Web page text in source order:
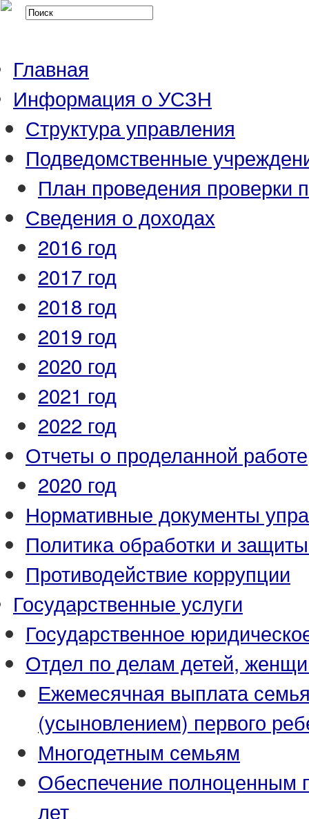
Главная
Информация о УСЗН
Структура управления
Подведомственные
План проведения проверки
Сведения о доходах
2016 год
2017 год
2018 год
2019 год
2020 год
2021 год
2022 год
Отчеты о проделанной работе
2020 год
Нормативные документы
Политика обработки и
Противодействие коррупции
Государственные услуги
Государственное
Отдел по делам детей,
Ежемесячная выплата
(усыновлением) первого
Многодетным семьям
Обеспечение полноценным
лет